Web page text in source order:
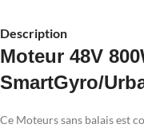
Description
Moteur 48V
SmartGyro/
Ce Moteurs sans balais est